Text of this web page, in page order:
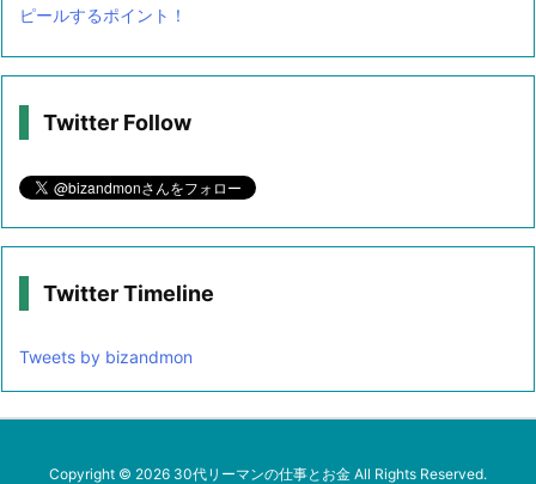
ピールするポイント！
Twitter Follow
Twitter Timeline
Tweets by bizandmon
Copyright © 2026 30代リーマンの仕事とお金 All Rights Reserved.